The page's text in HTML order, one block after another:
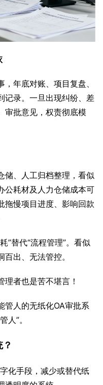
年底对账、项目复盘、
记录。一旦出现纠纷、差
审批意见，权责彻底模
储、人工归档整理，看似
公耗材及人力仓储成本可
拖慢项目进度、影响回款
”替代“流程管理”。看似
出、无法管控。
者也是苦不堪言！
管人的无纸化OA审批系
人”。
化手段，减少或替代纸